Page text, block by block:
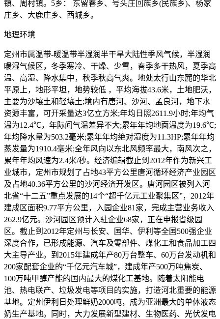
镇、周村镇。5乡： 东留春乡、号头庄回族乡(民族乡)、杨家
庄乡、大鹿庄乡、西城乡。
地理环境
定州市属温带-暖温带半湿润半干旱大陆性季风气候，半湿润
暖湿气候区，冬季寒冷、干燥、少雪，春季多干热风，夏季高
温、高湿、降水集中，秋季秋高气爽。地处太行山东麓的华北
平原上，地形平坦，地势较低 ，平均海拔43.6米，土地肥沃，
主要为沙壤土和轻壤土;境内有唐河、沙河、孟良河，地下水
资源丰富，可开采量达3亿立方米;年均日照2611.9小时;年均气
温为12.4℃，年际间气温差异不大;累年年均地面温度为19.6℃;
年均降水量为503.2毫米;累年年均绝对湿度为11.3HP;累年年均
蒸发量为1910.4毫米;全年风向以东北风频率最大，南风次之，
累年年均风速为2.4米/秒。经济编辑截止到2012年作为新兴工
业城市，定州市规划了占地43平方公里唐河循环经济产业园区
及占地40.36平方公里的沙河经济开发区。唐河园区被列入河
北省“十二五”重点发展的14个“超千亿元工业聚集区”，2012年
建成区面积9.77平方公里，入园企业81家，完成主营业务收入
262.9亿元。沙河园区预计入驻企业68家，正在申报省级园
区。截止到2012年定州与长安、国华、伊利等全国500强企业
深度合作，已形成能源、汽车及零部件、煤化工和食品加工四
大主导产业。到2015年建成年产80万台整车、60万台发动机和
200家配套企业的“千亿元汽车城”，建成年产500万吨焦炭、
100万吨甲醇产能的国内最大的煤化工基地。随着太阳能电
池、热电联产、垃圾发电等项目的实施，打造河北重要的能源
基地。定州伊利日处理鲜奶2000吨，成为亚洲最大的单体液态
奶生产基地。同时，大力发展新型建材、生物医药、光伏发电